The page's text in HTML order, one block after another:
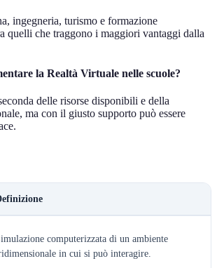
ingegneria, turismo e formazione
quelli che traggono i maggiori vantaggi dalla
la Realtà Virtuale nelle scuole?
delle risorse disponibili e della
ma con il giusto supporto può essere
computerizzata di un ambiente
in cui si può interagire.